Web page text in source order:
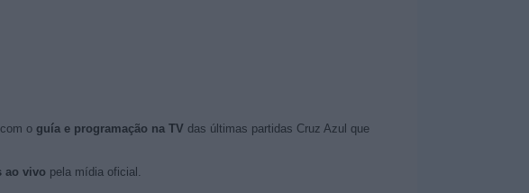
o guía e programação na TV das últimas partidas Cruz Azul que
ao vivo pela mídia oficial.